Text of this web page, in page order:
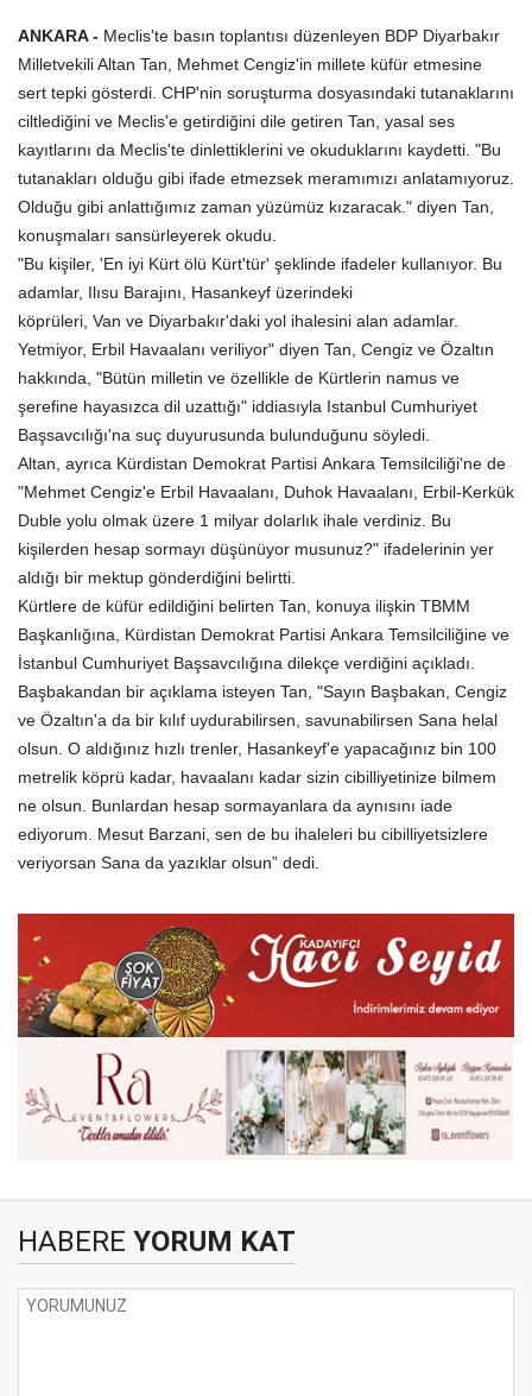
ANKARA - Meclis'te basın toplantısı düzenleyen BDP Diyarbakır
Milletvekili Altan Tan, Mehmet Cengiz'in millete küfür etmesine
sert tepki gösterdi. CHP'nin soruşturma dosyasındaki tutanaklarını
ciltlediğini ve Meclis'e getirdiğini dile getiren Tan, yasal ses
kayıtlarını da Meclis'te dinlettiklerini ve okuduklarını kaydetti. "Bu
tutanakları olduğu gibi ifade etmezsek meramımızı anlatamıyoruz.
Olduğu gibi anlattığımız zaman yüzümüz kızaracak." diyen Tan,
konuşmaları sansürleyerek okudu.
"Bu kişiler, 'En iyi Kürt ölü Kürt'tür' şeklinde ifadeler kullanıyor. Bu
adamlar, Ilısu Barajını, Hasankeyf üzerindeki
köprüleri, Van ve Diyarbakır'daki yol ihalesini alan adamlar.
Yetmiyor, Erbil Havaalanı veriliyor" diyen Tan, Cengiz ve Özaltın
hakkında, "Bütün milletin ve özellikle de Kürtlerin namus ve
şerefine hayasızca dil uzattığı" iddiasıyla Istanbul Cumhuriyet
Başsavcılığı'na suç duyurusunda bulunduğunu söyledi.
Altan, ayrıca Kürdistan Demokrat Partisi Ankara Temsilciliği'ne de
"Mehmet Cengiz'e Erbil Havaalanı, Duhok Havaalanı, Erbil-Kerkük
Duble yolu olmak üzere 1 milyar dolarlık ihale verdiniz. Bu
kişilerden hesap sormayı düşünüyor musunuz?" ifadelerinin yer
aldığı bir mektup gönderdiğini belirtti.
Kürtlere de küfür edildiğini belirten Tan, konuya ilişkin TBMM
Başkanlığına, Kürdistan Demokrat Partisi Ankara Temsilciliğine ve
İstanbul Cumhuriyet Başsavcılığına dilekçe verdiğini açıkladı.
Başbakandan bir açıklama isteyen Tan, "Sayın Başbakan, Cengiz
ve Özaltın'a da bir kılıf uydurabilirsen, savunabilirsen Sana helal
olsun. O aldığınız hızlı trenler, Hasankeyf'e yapacağınız bin 100
metrelik köprü kadar, havaalanı kadar sizin cibilliyetinize bilmem
ne olsun. Bunlardan hesap sormayanlara da aynısını iade
ediyorum. Mesut Barzani, sen de bu ihaleleri bu cibilliyetsizlere
veriyorsan Sana da yazıklar olsun” dedi.
HABERE YORUM KAT